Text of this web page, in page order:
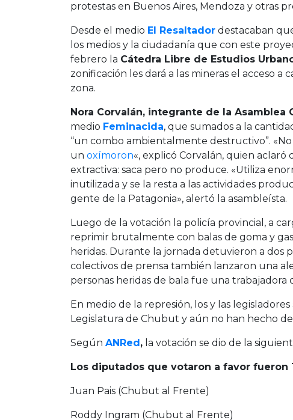
protestas en Buenos Aires, Mendoza y otras
Desde el medio El Resaltador destacaban
los medios y la ciudadanía que con este
febrero la Cátedra Libre de Estudios
zonificación les dará a las mineras el acceso a
zona.
Nora Corvalán, integrante de la Asamblea
medio Feminacida, que sumados a la
“un combo ambientalmente destructivo”.
un oxímoron«, explicó Corvalán, quien
extractiva: saca pero no produce. «Utiliza
inutilizada y se la resta a las actividades
gente de la Patagonia», alertó la asambleísta.
Luego de la votación la policía provincial, a
reprimir brutalmente con balas de goma y
heridas. Durante la jornada detuvieron a dos
colectivos de prensa también lanzaron una
personas heridas de bala fue una trabajadora
En medio de la represión, los y las
Legislatura de Chubut y aún no han hecho
Según ANRed , la votación se dio de la
Los diputados que votaron a favor fueron
Juan Pais (Chubut al Frente)
Roddy Ingram (Chubut al Frente)